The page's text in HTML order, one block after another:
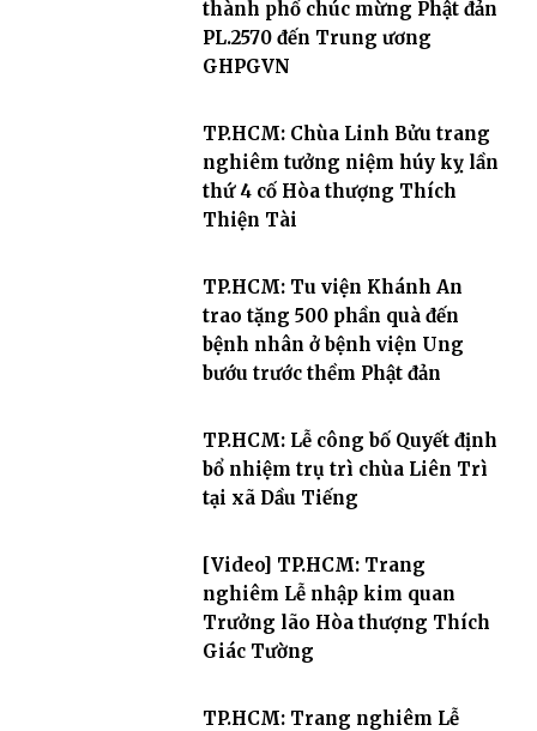
thành phố chúc mừng Phật đản
PL.2570 đến Trung ương
GHPGVN
TP.HCM: Chùa Linh Bửu trang
nghiêm tưởng niệm húy kỵ lần
thứ 4 cố Hòa thượng Thích
Thiện Tài
TP.HCM: Tu viện Khánh An
trao tặng 500 phần quà đến
bệnh nhân ở bệnh viện Ung
bướu trước thềm Phật đản
TP.HCM: Lễ công bố Quyết định
bổ nhiệm trụ trì chùa Liên Trì
tại xã Dầu Tiếng
[Video] TP.HCM: Trang
nghiêm Lễ nhập kim quan
Trưởng lão Hòa thượng Thích
Giác Tường
TP.HCM: Trang nghiêm Lễ